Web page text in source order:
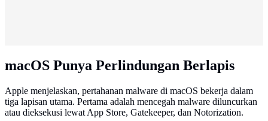
macOS Punya Perlindungan Berlapis
Apple menjelaskan, pertahanan malware di macOS bekerja dalam
tiga lapisan utama. Pertama adalah mencegah malware diluncurkan
atau dieksekusi lewat App Store, Gatekeeper, dan Notorization.